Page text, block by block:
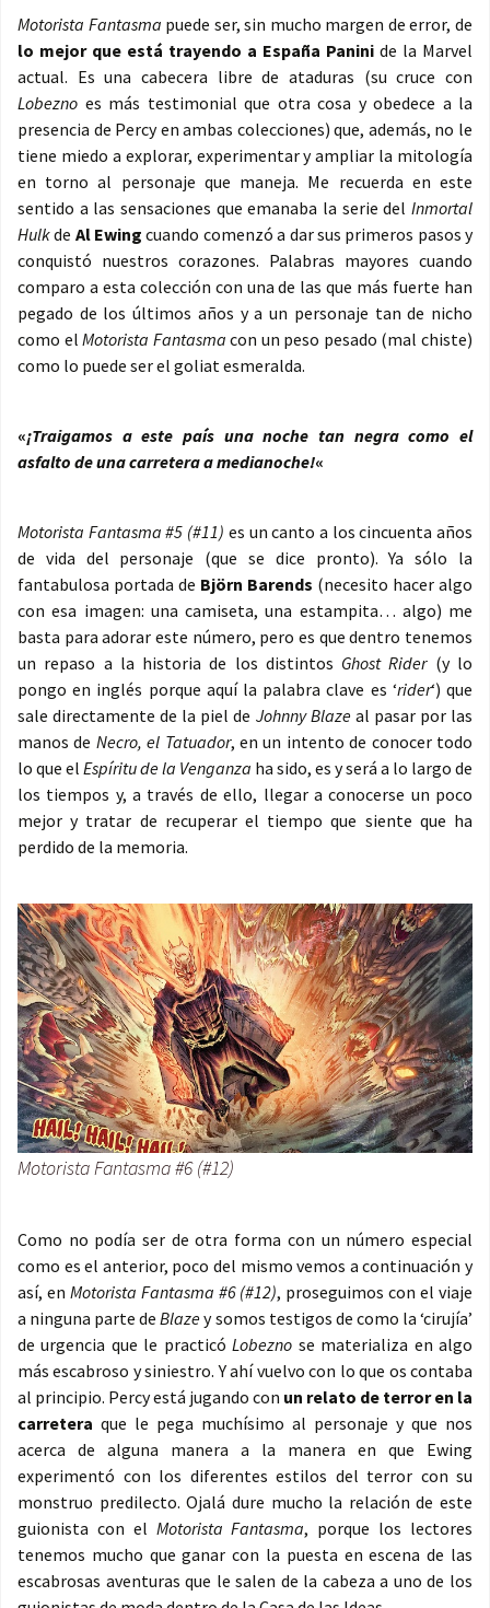
Motorista Fantasma puede ser, sin mucho margen de error, de
lo mejor que está trayendo a España Panini de la Marvel
actual. Es una cabecera libre de ataduras (su cruce con
Lobezno es más testimonial que otra cosa y obedece a la
presencia de Percy en ambas colecciones) que, además, no le
tiene miedo a explorar, experimentar y ampliar la mitología
en torno al personaje que maneja. Me recuerda en este
sentido a las sensaciones que emanaba la serie del Inmortal
Hulkde Al Ewing cuando comenzó a dar sus primeros pasos y
conquistó nuestros corazones. Palabras mayores cuando
comparo a esta colección con una de las que más fuerte han
pegado de los últimos años y a un personaje tan de nicho
como elMotorista Fantasma con un peso pesado (mal chiste)
como lo puede ser el goliat esmeralda.
«¡Traigamos a este país una noche tan negra como el
asfalto de una carretera a medianoche!«
Motorista Fantasma #5 (#11) es un canto a los cincuenta años
de vida del personaje (que se dice pronto). Ya sólo la
fantabulosa portada de Björn Barends (necesito hacer algo
con esa imagen: una camiseta, una estampita… algo) me
basta para adorar este número, pero es que dentro tenemos
un repaso a la historia de los distintos Ghost Rider(y lo
pongo en inglés porque aquí la palabra clave es ‘rider‘) que
sale directamente de la piel de Johnny Blazeal pasar por las
manos de Necro, el Tatuador, en un intento de conocer todo
lo que el Espíritu de la Venganza ha sido, es y será a lo largo de
los tiempos y, a través de ello, llegar a conocerse un poco
mejor y tratar de recuperar el tiempo que siente que ha
perdido de la memoria.
Motorista Fantasma #6 (#12)
Como no podía ser de otra forma con un número especial
como es el anterior, poco del mismo vemos a continuación y
así, en Motorista Fantasma #6 (#12), proseguimos con el viaje
a ninguna parte deBlazey somos testigos de como la ‘cirujía’
de urgencia que le practicóLobezno se materializa en algo
más escabroso y siniestro. Y ahí vuelvo con lo que os contaba
al principio. Percy está jugando con un relato de terror en la
carretera que le pega muchísimo al personaje y que nos
acerca de alguna manera a la manera en que Ewing
experimentó con los diferentes estilos del terror con su
monstruo predilecto. Ojalá dure mucho la relación de este
guionista con el Motorista Fantasma, porque los lectores
tenemos mucho que ganar con la puesta en escena de las
escabrosas aventuras que le salen de la cabeza a uno de los